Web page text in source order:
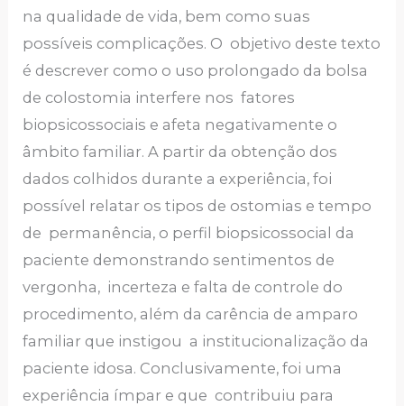
na qualidade de vida, bem como suas
possíveis complicações. O objetivo deste texto
é descrever como o uso prolongado da bolsa
de colostomia interfere nos fatores
biopsicossociais e afeta negativamente o
âmbito familiar. A partir da obtenção dos
dados colhidos durante a experiência, foi
possível relatar os tipos de ostomias e tempo
de permanência, o perfil biopsicossocial da
paciente demonstrando sentimentos de
vergonha, incerteza e falta de controle do
procedimento, além da carência de amparo
familiar que instigou a institucionalização da
paciente idosa. Conclusivamente, foi uma
experiência ímpar e que contribuiu para